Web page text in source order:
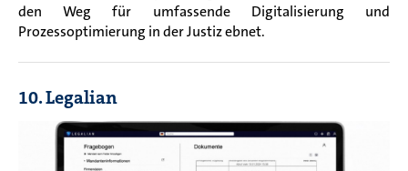
den Weg für umfassende Digitalisierung und
Prozessoptimierung in der Justiz ebnet.
10. Legalian